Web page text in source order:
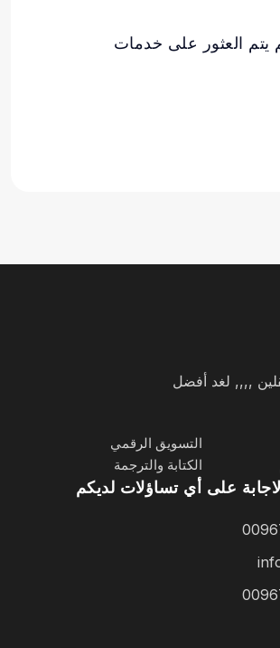
يتم العثور على خدمات
,,,, لغد أفضل
التسويق الرقمي
الكتابة والترجمة
على أي تساؤلات لديكم